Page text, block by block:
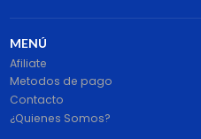
MENÚ
Afiliate
Metodos de pago
Contacto
¿Quienes Somos?